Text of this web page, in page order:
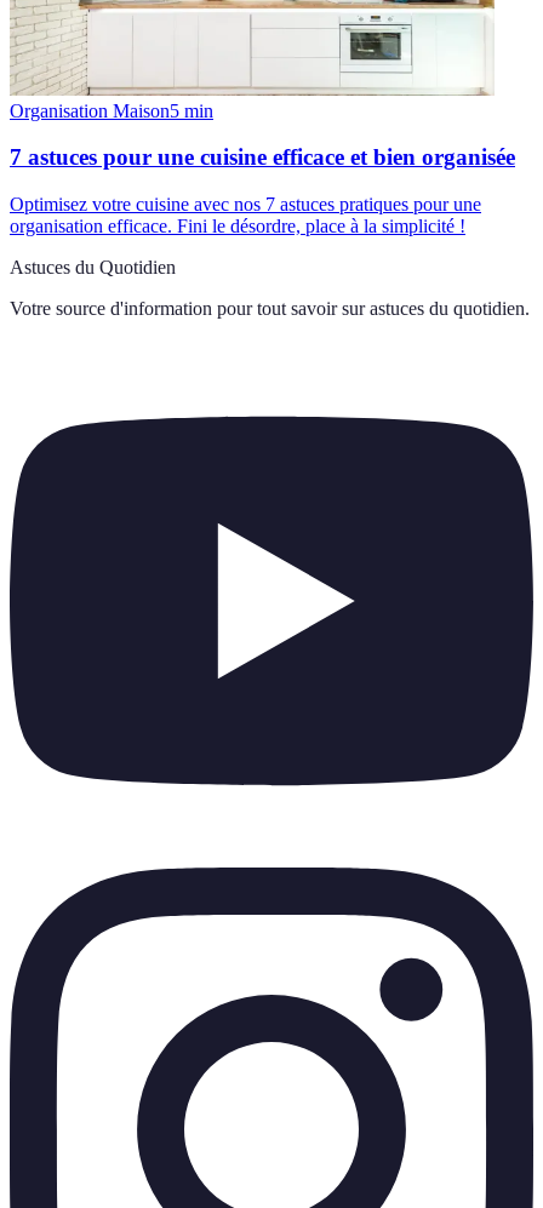
Organisation Maison5 min
7 astuces pour une cuisine efficace et bien organisée
Optimisez votre cuisine avec nos 7 astuces pratiques pour une
organisation efficace. Fini le désordre, place à la simplicité !
Astuces du Quotidien
Votre source d'information pour tout savoir sur astuces du quotidien.